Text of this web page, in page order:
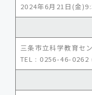
2024年6月21日(金
三条市立科学教育セ
TEL : 0256-46-0262